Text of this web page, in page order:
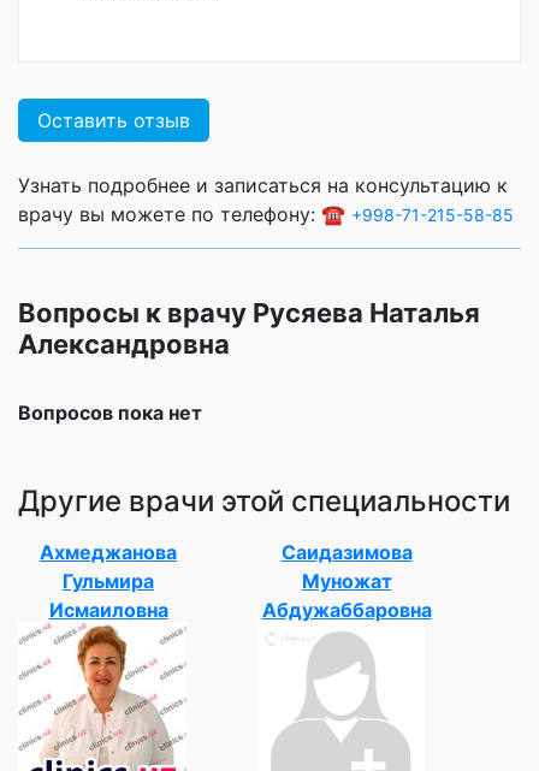
Оставить отзыв
Узнать подробнее и записаться на консультацию к
врачу вы можете по телефону: ☎️ +998-71-215-58-85
Вопросы к врачу Русяева Наталья
Александровна
Вопросов пока нет
Другие врачи этой специальности
Ахмеджанова
Гульмира
Исмаиловна
Саидазимова
Муножат
Абдужаббаровна